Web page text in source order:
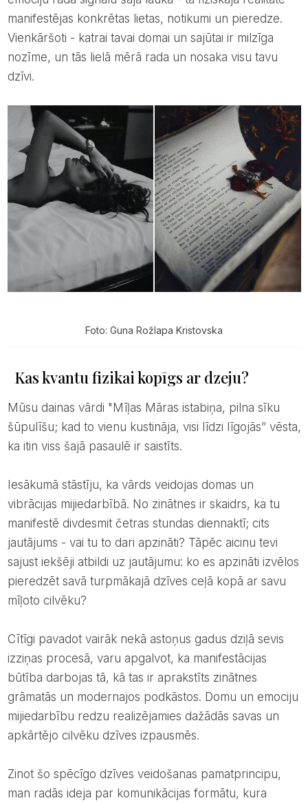
manifestējas konkrētas lietas, notikumi un pieredze.
Vienkāršoti - katrai tavai domai un sajūtai ir milzīga
nozīme, un tās lielā mērā rada un nosaka visu tavu
dzīvi.
Foto: Guna Rožlapa Kristovska
Kas kvantu fizikai kopīgs ar dzeju?
Mūsu dainas vārdi "Mīļas Māras istabiņa, pilna sīku
šūpulīšu; kad to vienu kustināja, visi līdzi līgojās” vēsta,
ka itin viss šajā pasaulē ir saistīts.
vibrācijas mijiedarbībā. No zinātnes ir skaidrs, ka tu
manifestē divdesmit četras stundas diennaktī; cits
jautājums - vai tu to dari apzināti? Tāpēc aicinu tevi
sajust iekšēji atbildi uz jautājumu: ko es apzināti izvēlos
pieredzēt savā turpmākajā dzīves ceļā kopā ar savu
mīļoto cilvēku?
Cītīgi pavadot vairāk nekā astoņus gadus dziļā sevis
izziņas procesā, varu apgalvot, ka manifestācijas
būtība darbojas tā, kā tas ir aprakstīts zinātnes
grāmatās un modernajos podkāstos. Domu un emociju
mijiedarbību redzu realizējamies dažādās savas un
apkārtējo cilvēku dzīves izpausmēs.
Zinot šo spēcīgo dzīves veidošanas pamatprincipu,
man radās ideja par komunikācijas formātu, kura